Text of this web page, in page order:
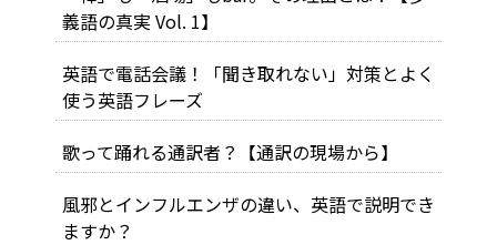
義語の真実 Vol. 1】
英語で電話会議！「聞き取れない」対策とよく
使う英語フレーズ
歌って踊れる通訳者？【通訳の現場から】
風邪とインフルエンザの違い、英語で説明でき
ますか？